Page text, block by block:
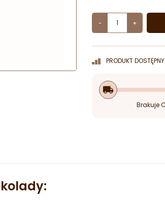
- +
PRODUKT
local_shipping
Brakuje